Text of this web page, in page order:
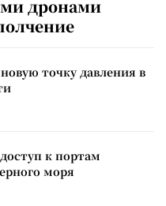
дронами
точку давления в
к портам
моря